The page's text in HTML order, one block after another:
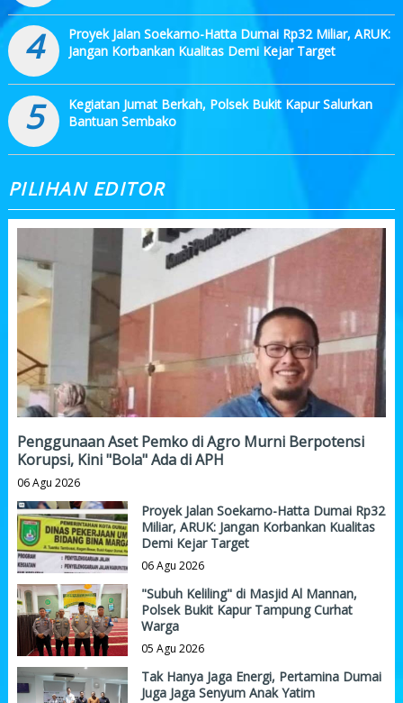
4
Proyek Jalan Soekarno-Hatta Dumai Rp32 Miliar, ARUK:
Jangan Korbankan Kualitas Demi Kejar Target
5
Kegiatan Jumat Berkah, Polsek Bukit Kapur Salurkan
Bantuan Sembako
PILIHAN EDITOR
Penggunaan Aset Pemko di Agro Murni Berpotensi
Korupsi, Kini "Bola" Ada di APH
06 Agu 2026
Proyek Jalan Soekarno-Hatta Dumai Rp32
Miliar, ARUK: Jangan Korbankan Kualitas
Demi Kejar Target
06 Agu 2026
"Subuh Keliling" di Masjid Al Mannan,
Polsek Bukit Kapur Tampung Curhat
Warga
05 Agu 2026
Tak Hanya Jaga Energi, Pertamina Dumai
Juga Jaga Senyum Anak Yatim